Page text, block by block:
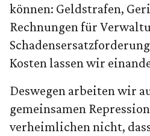
können: Geldstrafen,
Rechnungen für
Kosten lassen wir
Deswegen arbeiten wir
gemeinsamen
verheimlichen nicht,